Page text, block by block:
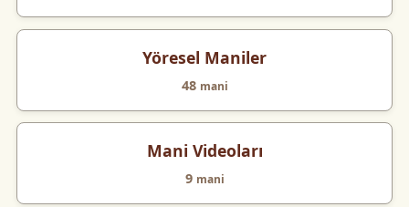
Yöresel Maniler
48 mani
Mani Videoları
9 mani